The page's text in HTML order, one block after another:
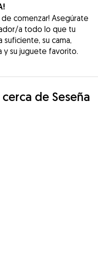
comenzar! Asegúrate
a todo lo que tu
su cama,
y su juguete favorito.
de Seseña